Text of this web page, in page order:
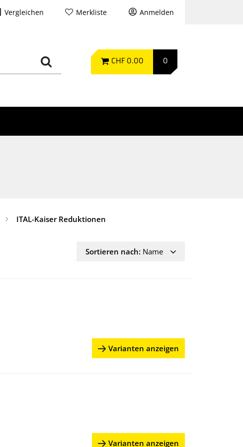
Vergleichen Merkliste Anmelden
CHF 0.00 0
ITAL-Kaiser Reduktionen
Sortieren nach: Name
Varianten anzeigen
Varianten anzeigen